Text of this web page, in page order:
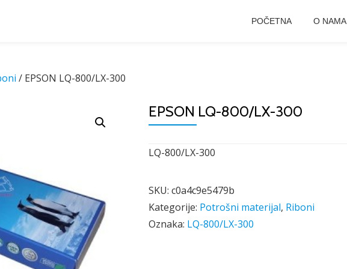
POČETNA O NAMA
/ EPSON LQ-800/LX-300
EPSON LQ-800/LX-300
LQ-800/LX-300
SKU: c0a4c9e5479b
Kategorije: Potrošni materijal, Riboni
Oznaka: LQ-800/LX-300